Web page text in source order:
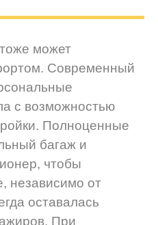
может
Современный
с возможностью
Полноценные
багаж и
чтобы
независимо от
оставалась
При